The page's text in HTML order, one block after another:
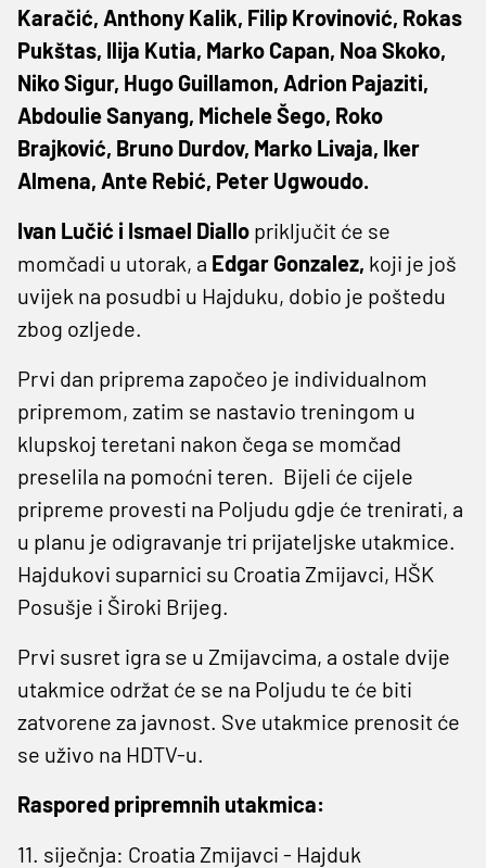
Karačić, Anthony Kalik, Filip Krovinović, Rokas
Pukštas, Ilija Kutia, Marko Capan, Noa Skoko,
Niko Sigur, Hugo Guillamon, Adrion Pajaziti,
Abdoulie Sanyang, Michele Šego, Roko
Brajković, Bruno Durdov, Marko Livaja, Iker
Almena, Ante Rebić, Peter Ugwoudo.
Ivan Lučić i Ismael Diallo priključit će se
momčadi u utorak, a Edgar Gonzalez, koji je još
uvijek na posudbi u Hajduku, dobio je poštedu
zbog ozljede.
Prvi dan priprema započeo je individualnom
pripremom, zatim se nastavio treningom u
klupskoj teretani nakon čega se momčad
preselila na pomoćni teren. Bijeli će cijele
pripreme provesti na Poljudu gdje će trenirati, a
u planu je odigravanje tri prijateljske utakmice.
Hajdukovi suparnici su Croatia Zmijavci, HŠK
Posušje i Široki Brijeg.
Prvi susret igra se u Zmijavcima, a ostale dvije
utakmice održat će se na Poljudu te će biti
zatvorene za javnost. Sve utakmice prenosit će
se uživo na HDTV-u.
Raspored pripremnih utakmica:
11. siječnja: Croatia Zmijavci - Hajduk